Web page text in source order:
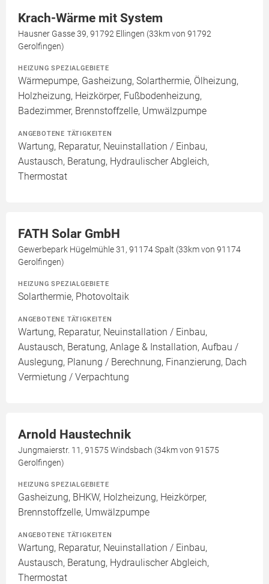
Krach-Wärme mit System
Hausner Gasse 39, 91792 Ellingen (33km von 91792
Gerolfingen)
HEIZUNG SPEZIALGEBIETE
Wärmepumpe, Gasheizung, Solarthermie, Ölheizung,
Holzheizung, Heizkörper, Fußbodenheizung,
Badezimmer, Brennstoffzelle, Umwälzpumpe
ANGEBOTENE TÄTIGKEITEN
Wartung, Reparatur, Neuinstallation / Einbau,
Austausch, Beratung, Hydraulischer Abgleich,
Thermostat
FATH Solar GmbH
Gewerbepark Hügelmühle 31, 91174 Spalt (33km von 91174
Gerolfingen)
HEIZUNG SPEZIALGEBIETE
Solarthermie, Photovoltaik
ANGEBOTENE TÄTIGKEITEN
Wartung, Reparatur, Neuinstallation / Einbau,
Austausch, Beratung, Anlage & Installation, Aufbau /
Auslegung, Planung / Berechnung, Finanzierung, Dach
Vermietung / Verpachtung
Arnold Haustechnik
Jungmaierstr. 11, 91575 Windsbach (34km von 91575
Gerolfingen)
HEIZUNG SPEZIALGEBIETE
Gasheizung, BHKW, Holzheizung, Heizkörper,
Brennstoffzelle, Umwälzpumpe
ANGEBOTENE TÄTIGKEITEN
Wartung, Reparatur, Neuinstallation / Einbau,
Austausch, Beratung, Hydraulischer Abgleich,
Thermostat